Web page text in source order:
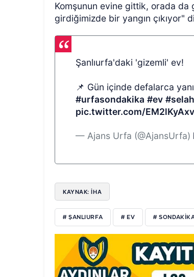
Komşunun evine gittik, orada da
girdiğimizde bir yangın çıkıyor"
Şanlıurfa'daki 'gizemli' ev!
📌 Gün içinde defalarca
#urfasondakika #ev
pic.twitter.com/
— Ajans Urfa (@AjansUrfa)
KAYNAK: İHA
# ŞANLIURFA # EV #